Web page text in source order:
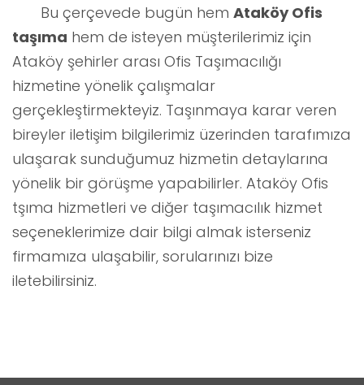
Bu çerçevede bugün hem Ataköy Ofis
taşıma hem de isteyen müşterilerimiz için
Ataköy şehirler arası Ofis Taşımacılığı
hizmetine yönelik çalışmalar
gerçekleştirmekteyiz. Taşınmaya karar veren
bireyler iletişim bilgilerimiz üzerinden tarafımıza
ulaşarak sunduğumuz hizmetin detaylarına
yönelik bir görüşme yapabilirler. Ataköy Ofis
tşıma hizmetleri ve diğer taşımacılık hizmet
seçeneklerimize dair bilgi almak isterseniz
firmamıza ulaşabilir, sorularınızı bize
iletebilirsiniz.